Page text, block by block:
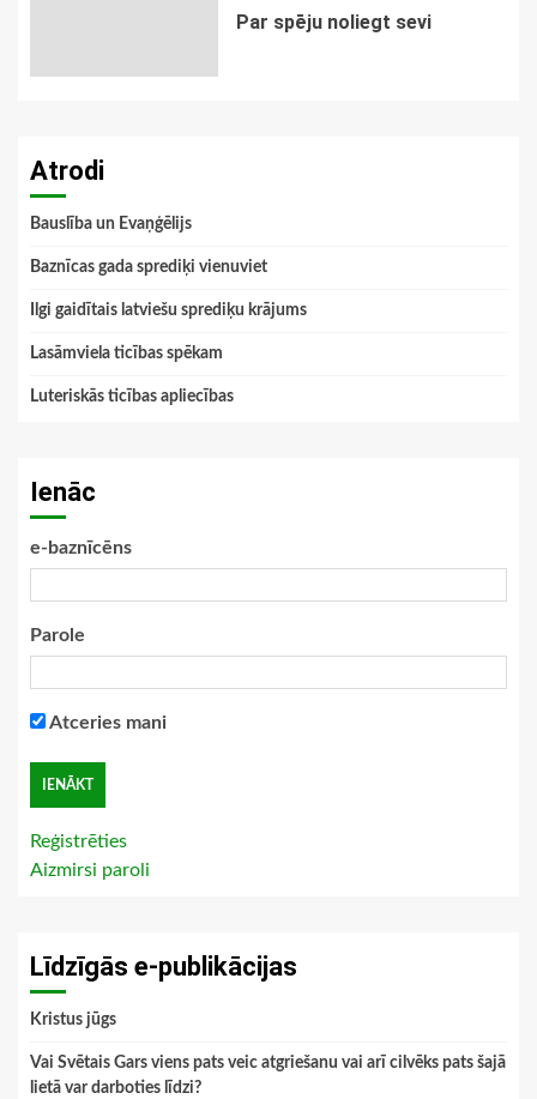
Par spēju noliegt sevi
Atrodi
Bauslība un Evaņģēlijs
Baznīcas gada sprediķi vienuviet
Ilgi gaidītais latviešu sprediķu krājums
Lasāmviela ticības spēkam
Luteriskās ticības apliecības
Ienāc
e-baznīcēns
Parole
Atceries mani
Reģistrēties
Aizmirsi paroli
Līdzīgās e-publikācijas
Kristus jūgs
Vai Svētais Gars viens pats veic atgriešanu vai arī cilvēks pats šajā
lietā var darboties līdzi?